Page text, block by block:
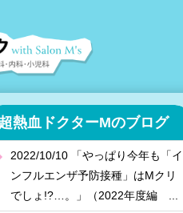
超熱血ドクターMのブログ
2022/10/10 「やっぱり今年も「イ
ンフルエンザ予防接種」はMクリ
でしょ!?…。」（2022年度編 ...